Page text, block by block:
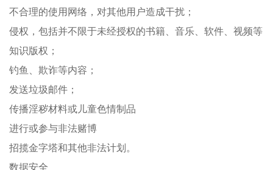
不合理的使用网络，对其他用户造成干扰；
侵权，包括并不限于未经授权的书籍、音乐、软件、视频等
知识版权；
钓鱼、欺诈等内容；
发送垃圾邮件；
传播淫秽材料或儿童色情制品
进行或参与非法赌博
招揽金字塔和其他非法计划。
数据安全